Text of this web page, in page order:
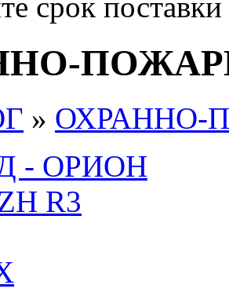
срок поставки
» ОХРАННО-
- ОРИОН
R3